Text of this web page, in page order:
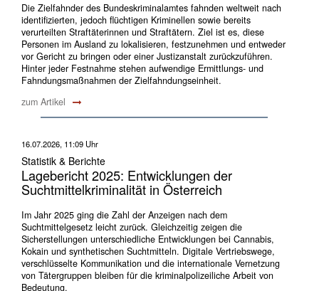
Die Zielfahnder des Bundeskriminalamtes fahnden weltweit nach
identifizierten, jedoch flüchtigen Kriminellen sowie bereits
verurteilten Straftäterinnen und Straftätern. Ziel ist es, diese
Personen im Ausland zu lokalisieren, festzunehmen und entweder
vor Gericht zu bringen oder einer Justizanstalt zurückzuführen.
Hinter jeder Festnahme stehen aufwendige Ermittlungs- und
Fahndungsmaßnahmen der Zielfahndungseinheit.
zum Artikel
16.07.2026, 11:09 Uhr
Statistik & Berichte
Lagebericht 2025: Entwicklungen der
Suchtmittelkriminalität in Österreich
Im Jahr 2025 ging die Zahl der Anzeigen nach dem
Suchtmittelgesetz leicht zurück. Gleichzeitig zeigen die
Sicherstellungen unterschiedliche Entwicklungen bei Cannabis,
Kokain und synthetischen Suchtmitteln. Digitale Vertriebswege,
verschlüsselte Kommunikation und die internationale Vernetzung
von Tätergruppen bleiben für die kriminalpolizeiliche Arbeit von
Bedeutung.